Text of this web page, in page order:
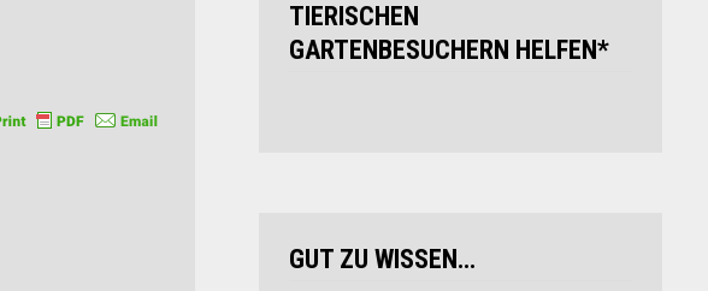
TIERISCHEN
GARTENBESUCHERN HELFEN*
GUT ZU WISSEN…